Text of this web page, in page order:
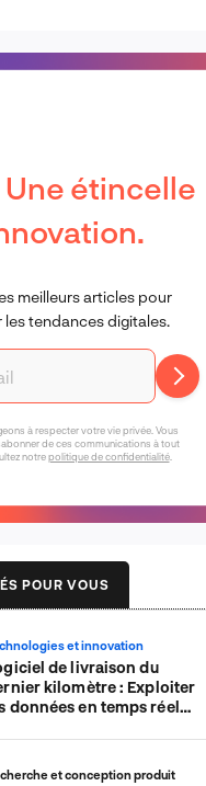
Une étincelle
meilleurs articles pour
tendances digitales.
à respecter votre vie privée. Vous
de ces communications à tout
notrepolitique de confidentialité.
POUR VOUS
et innovation
de livraison du
kilomètre : Exploiter
données en temps réel
et conception produit